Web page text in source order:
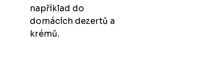
například do
domácích dezertů a
krémů.